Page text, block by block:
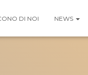
DI NOI NEWS